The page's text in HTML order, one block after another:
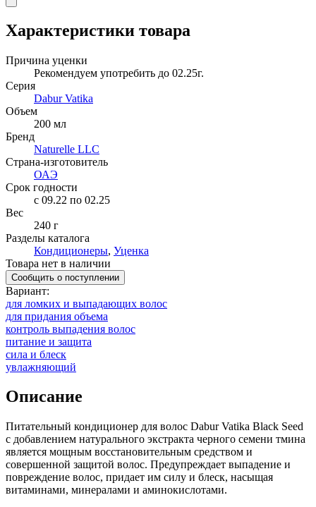
Характеристики товара
Причина уценки
Рекомендуем употребить до 02.25г.
Серия
Dabur Vatika
Объем
200 мл
Бренд
Naturelle LLC
Страна-изготовитель
ОАЭ
Срок годности
c 09.22 по 02.25
Вес
240 г
Разделы каталога
Кондиционеры, Уценка
Товара нет в наличии
Сообщить о поступлении
Вариант:
для ломких и выпадающих волос
для придания объема
контроль выпадения волос
питание и защита
сила и блеск
увлажняющий
Описание
Питательный кондиционер для волос Dabur Vatika Black Seed
с добавлением натурального экстракта черного семени тмина
является мощным восстановительным средством и
совершенной защитой волос. Предупреждает выпадение и
повреждение волос, придает им силу и блеск, насыщая
витаминами, минералами и аминокислотами.